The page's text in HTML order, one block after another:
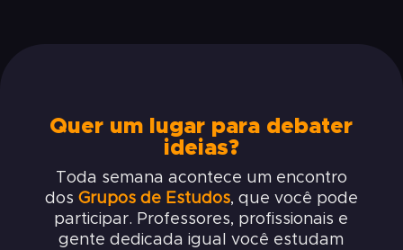
Quer um lugar para debater
ideias?
Toda semana acontece um encontro
dos Grupos de Estudos, que você pode
participar. Professores, profissionais e
gente dedicada igual você estudam